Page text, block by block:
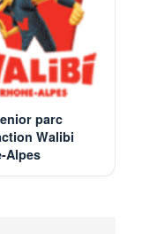
parc
Walibi
Alpes